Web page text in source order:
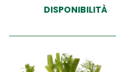
DISPONIBILITÀ